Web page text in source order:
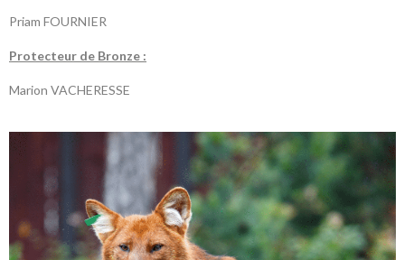
Priam FOURNIER
Protecteur de Bronze :
Marion VACHERESSE